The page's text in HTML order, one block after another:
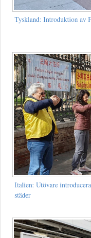
Tyskland: Introduktion av
Italien: Utövare
städer